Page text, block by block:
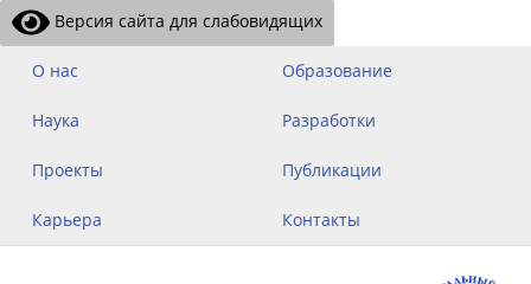
Версия сайта для слабовидящих
О нас Образование
Наука Разработки
Проекты Публикации
Карьера Контакты